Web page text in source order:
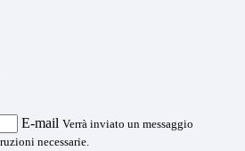
E-mail Verrà inviato un messaggio
necessarie.